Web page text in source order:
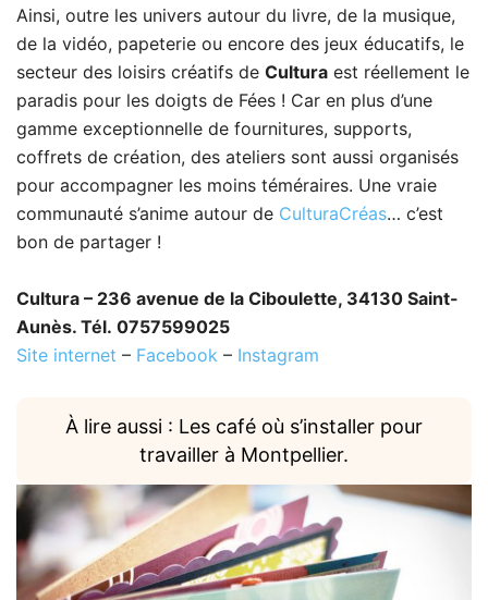
Ainsi, outre les univers autour du livre, de la musique,
de la vidéo, papeterie ou encore des jeux éducatifs, le
secteur des loisirs créatifs de Cultura est réellement le
paradis pour les doigts de Fées ! Car en plus d’une
gamme exceptionnelle de fournitures, supports,
coffrets de création, des ateliers sont aussi organisés
pour accompagner les moins téméraires. Une vraie
communauté s’anime autour de CulturaCréas… c’est
bon de partager !
Cultura – 236 avenue de la Ciboulette, 34130 Saint-
Aunès. Tél. 0757599025
Site internet – Facebook – Instagram
À lire aussi : Les café où s’installer pour
travailler à Montpellier.